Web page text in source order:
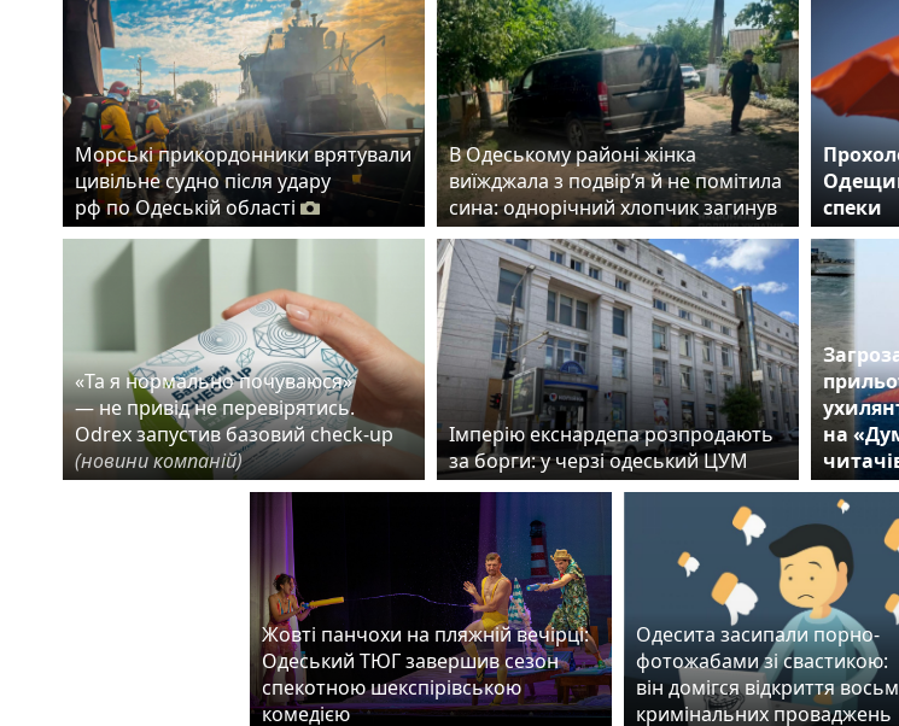
Морські прикордонники врятували
цивільне судно після удару
рф по Одеській області
В Одеському районі жінка
виїжджала з подвір’я й не помітила
сина: однорічний хлопчик загинув
спеки
«Та я нормально почуваюся»
— не привід не перевірятись.
Odrex запустив базовий check-up
(новини компаній)
Імперію екснардепа розпродають
за борги: у черзі одеський ЦУМ
на
Жовті панчохи на пляжній вечірці:
Одеський ТЮГ завершив сезон
спекотною шекспірівською
комедією
Одесита засипали порно-
фотожабами зі свастикою:
він домігся відкриття
кримінальних проваджень